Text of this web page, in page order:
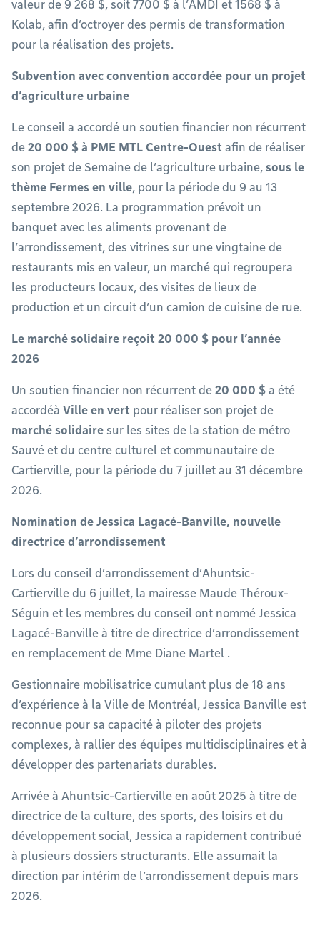
valeur de 9 268 $, soit 7700 $ à l’AMDI et 1568 $ à
Kolab, afin d’octroyer des permis de transformation
pour la réalisation des projets.
Subvention avec convention accordée pour un projet
d’agriculture urbaine
Le conseil a accordé un soutien financier non récurrent
de 20 000 $ à PME MTL Centre-Ouest afin de réaliser
son projet de Semaine de l’agriculture urbaine, sous le
thème Fermes en ville, pour la période du 9 au 13
septembre 2026. La programmation prévoit un
banquet avec les aliments provenant de
l’arrondissement, des vitrines sur une vingtaine de
restaurants mis en valeur, un marché qui regroupera
les producteurs locaux, des visites de lieux de
production et un circuit d’un camion de cuisine de rue.
Le marché solidaire reçoit 20 000 $ pour l’année
2026
Un soutien financier non récurrent de 20 000 $ a été
accordéà Ville en vert pour réaliser son projet de
marché solidaire sur les sites de la station de métro
Sauvé et du centre culturel et communautaire de
Cartierville, pour la période du 7 juillet au 31 décembre
2026.
Nomination de Jessica Lagacé-Banville, nouvelle
directrice d’arrondissement
Lors du conseil d’arrondissement d’Ahuntsic-
Cartierville du 6 juillet, la mairesse Maude Théroux-
Séguin et les membres du conseil ont nommé Jessica
Lagacé-Banville à titre de directrice d’arrondissement
en remplacement de Mme Diane Martel .
Gestionnaire mobilisatrice cumulant plus de 18 ans
d’expérience à la Ville de Montréal, Jessica Banville est
reconnue pour sa capacité à piloter des projets
complexes, à rallier des équipes multidisciplinaires et à
développer des partenariats durables.
Arrivée à Ahuntsic-Cartierville en août 2025 à titre de
directrice de la culture, des sports, des loisirs et du
développement social, Jessica a rapidement contribué
à plusieurs dossiers structurants. Elle assumait la
direction par intérim de l’arrondissement depuis mars
2026.